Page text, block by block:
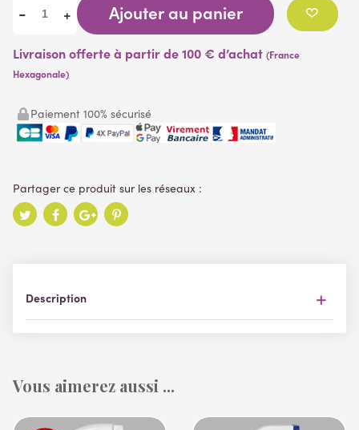
- + Ajouter au panier
Livraison offerte à partir de 100 € d’achat (France
Hexagonale)
Paiement 100% sécurisé
Description
Vous aimerez aussi ...